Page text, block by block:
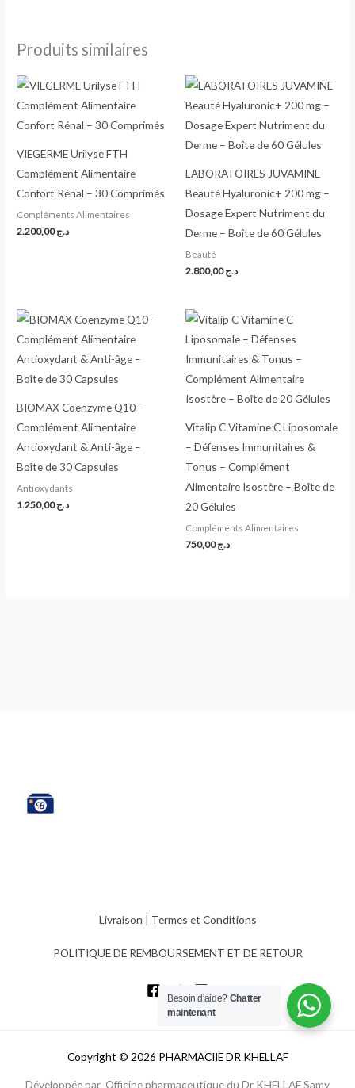
Produits similaires
VIEGERME Urilyse FTH
Complément Alimentaire
Confort Rénal – 30 Comprimés
Compléments Alimentaires
د.ج2.200,00
LABORATOIRES JUVAMINE
Beauté Hyaluronic+ 200 mg –
Dosage Expert Nutriment du
Derme – Boîte de 60 Gélules
Beauté
د.ج2.800,00
BIOMAX Coenzyme Q10 –
Complément Alimentaire
Antioxydant & Anti-âge –
Boîte de 30 Capsules
Antioxydants
د.ج1.250,00
Vitalip C Vitamine C Liposomale
– Défenses Immunitaires &
Tonus – Complément
Alimentaire Isostère – Boîte de
20 Gélules
Compléments Alimentaires
د.ج750,00
Livraison | Termes et Conditions
POLITIQUE DE REMBOURSEMENT ET DE RETOUR
Copyright © 2026 PHARMACIIE DR KHELLAF
Développée par Officine pharmaceutique du Dr KHELLAF Samy
Besoin d'aide? Chatter
maintenant